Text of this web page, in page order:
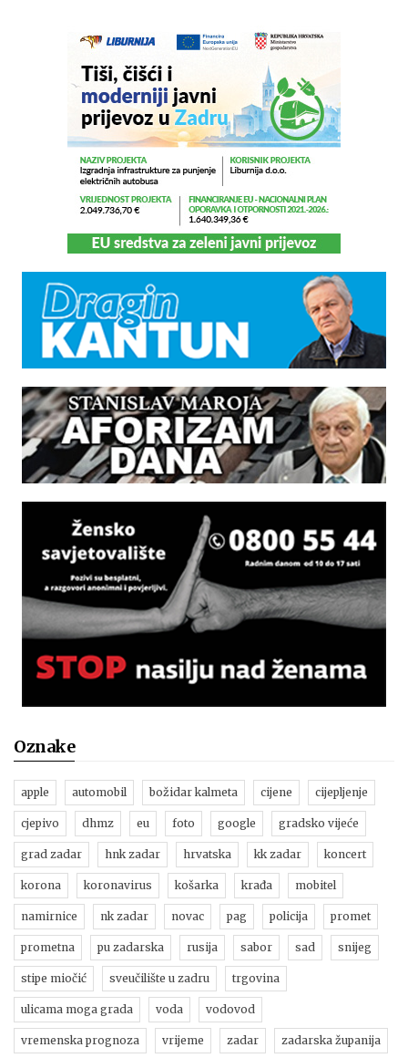
Oznake
apple automobil božidar kalmeta cijene cijepljenje
cjepivo dhmz eu foto google gradsko vijeće
grad zadar hnk zadar hrvatska kk zadar koncert
korona koronavirus košarka krađa mobitel
namirnice nk zadar novac pag policija promet
prometna pu zadarska rusija sabor sad snijeg
stipe miočić sveučilište u zadru trgovina
ulicama moga grada voda vodovod
vremenska prognoza vrijeme zadar zadarska županija